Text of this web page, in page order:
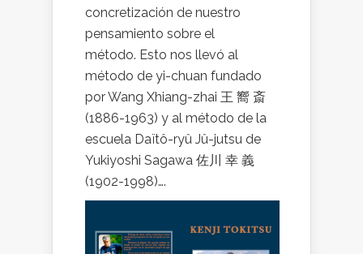
concretización de nuestro
pensamiento sobre el
método. Esto nos llevó al
método de yi-chuan fundado
por Wang Xhiang-zhai 王 嚮 斎
(1886-1963) y al método de la
escuela Daïtô-ryû Jû-jutsu de
Yukiyoshi Sagawa 佐川 幸 義
(1902-1998)….